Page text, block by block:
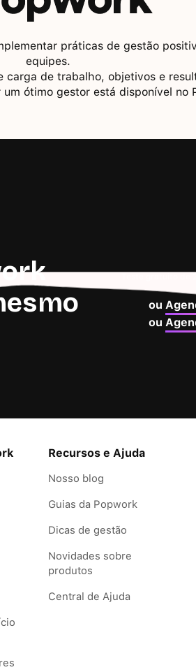
práticas de gestão
equipes.
carga de trabalho, objetivos e
ótimo gestor está disponível no
ou
ou
Recursos e Ajuda
Nosso blog
Guias da Popwork
Dicas de gestão
Novidades sobre
produtos
Central de Ajuda